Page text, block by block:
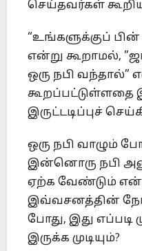
செய்தவர்கள்
“உங்களுக்குப் பின்
என்று கூறாமல்,
ஒரு நபி
இருட்டடிப்புச்
ஒரு நபி வாழும்
இன்னொரு நபி
ஏற்க வேண்டும்
இவ்வசனத்தின்
போது, இது எப்படி
இருக்க முடியும்?